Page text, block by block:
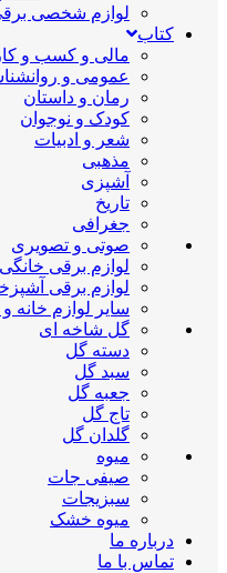
لوازم شخصی
کتاب
مالی و کسب و کار
عمومی و
رمان و داستان
کودک و نوجوان
شعر و ادبیات
مذهبی
آشپزی
تاریخ
جغرافی
صوتی و تصویری
لوازم برقی خانگی
لوازم برقی
سایر لوازم خانه
گل شاخه ای
دسته گل
سبد گل
جعبه گل
تاج گل
گلدان گل
میوه
صیفی جات
سبزیجات
میوه خشک
درباره ما
تماس با ما